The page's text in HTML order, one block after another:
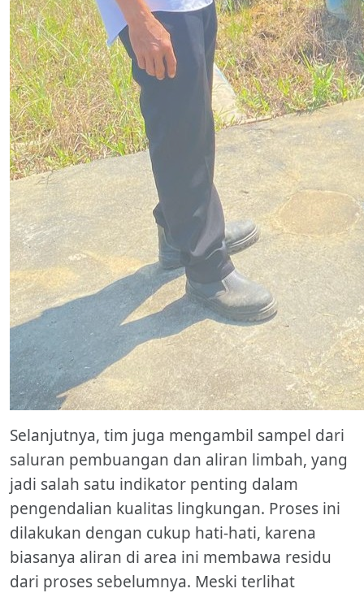
Selanjutnya, tim juga mengambil sampel dari
saluran pembuangan dan aliran limbah, yang
jadi salah satu indikator penting dalam
pengendalian kualitas lingkungan. Proses ini
dilakukan dengan cukup hati-hati, karena
biasanya aliran di area ini membawa residu
dari proses sebelumnya. Meski terlihat